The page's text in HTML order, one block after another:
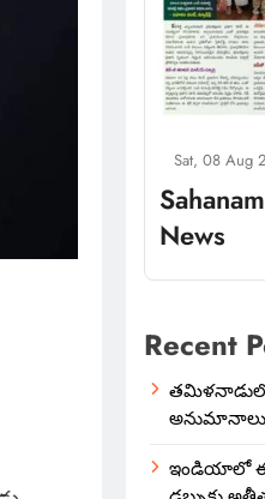
Sat, 08 Aug
News
Recent
అనుమానాలు
ఇండియాలో‌